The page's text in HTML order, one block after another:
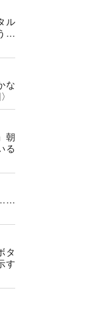
ル
…
な
朝
る
……
タ
す